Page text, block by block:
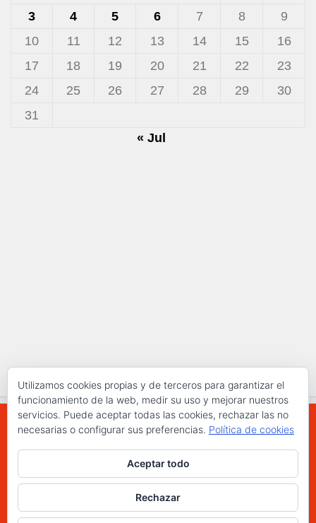
3
4 5 6 7 8
9
10
11 12 13 14 15
16
17
18 19 20 21 22
23
24
25 26 27 28 29
30
31
« Jul
WWW.ELCHAPLON.COM © 2026. Todos los
derechos reservados.
Utilizamos cookies propias y de terceros para garantizar el
funcionamiento de la web, medir su uso y mejorar nuestros
servicios. Puede aceptar todas las cookies, rechazar las no
necesarias o configurar sus preferencias. Política de cookies
Aceptar todo
Rechazar